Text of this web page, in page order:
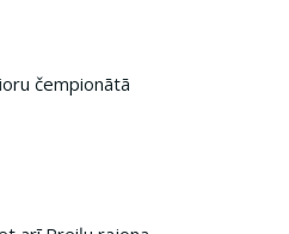
čempionātā